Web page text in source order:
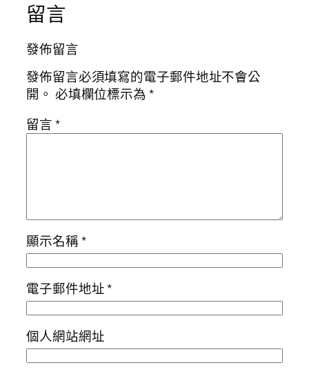
留言
發佈留言
發佈留言必須填寫的電子郵件地址不會公
開。 必填欄位標示為*
留言*
顯示名稱*
電子郵件地址*
個人網站網址